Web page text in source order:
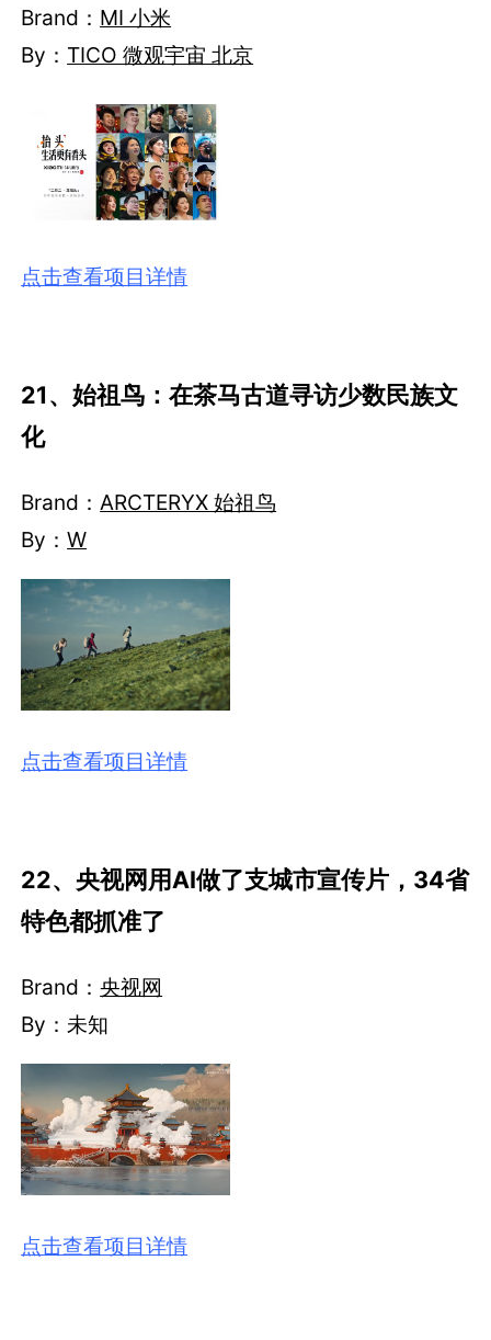
Brand： MI 小米
By： TICO 微观宇宙 北京
点击查看项目详情
21、始祖鸟：在茶马古道寻访少数民族文
化
Brand：ARCTERYX 始祖鸟
By：W
点击查看项目详情
22、央视网用AI做了支城市宣传片，34省
特色都抓准了
Brand：央视网
By：未知
点击查看项目详情